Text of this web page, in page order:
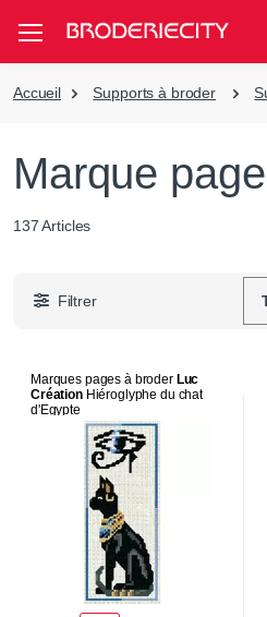
Accueil Supports à broder
Marque
137 Articles
Filtrer
Marques pages à broder Luc
CréationHiéroglyphe du chat
d'Egypte